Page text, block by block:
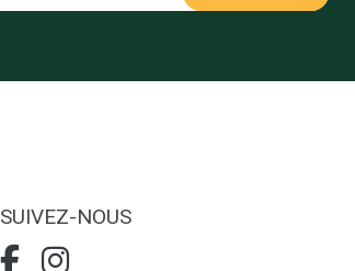
SUIVEZ-NOUS